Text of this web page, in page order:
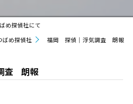
め探偵社にて
ばめ探偵社
福岡 探偵｜浮気調査 朗報
査 朗報